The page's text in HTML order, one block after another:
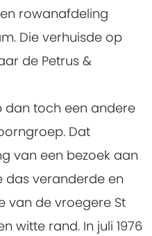
rowanafdeling
Die verhuisde op
de Petrus &
dan toch een andere
Dat
van een bezoek aan
das veranderde en
van de vroegere St
witte rand. In juli 1976